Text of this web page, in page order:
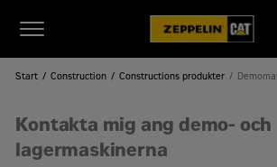
Start Construction Constructions produkter
Kontakta mig ang demo- och
lagermaskinerna